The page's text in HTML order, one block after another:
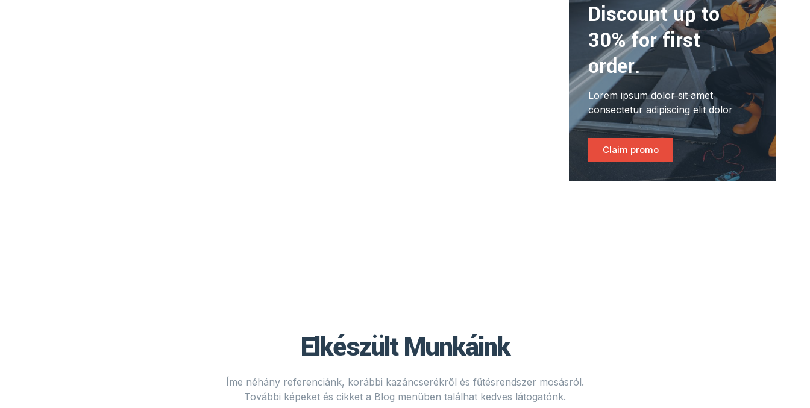
Discount up to
30% for first
order.
Lorem ipsum dolor sit amet
consectetur adipiscing elit dolor
Claim promo
Elkészült Munkáink
Íme néhány referenciánk, korábbi kazáncserékről és fűtésrendszer mosásról.
További képeket és cikket a Blog menüben találhat kedves látogatónk.